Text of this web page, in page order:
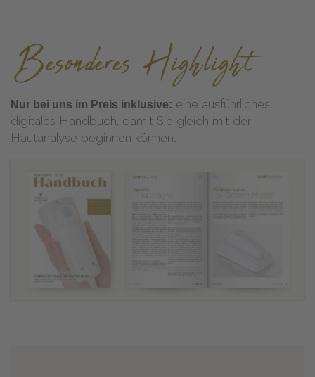
Besonderes Highlight
Nur bei uns im Preis inklusive: eine ausführliches
digitales Handbuch, damit Sie gleich mit der
Hautanalyse beginnen können.